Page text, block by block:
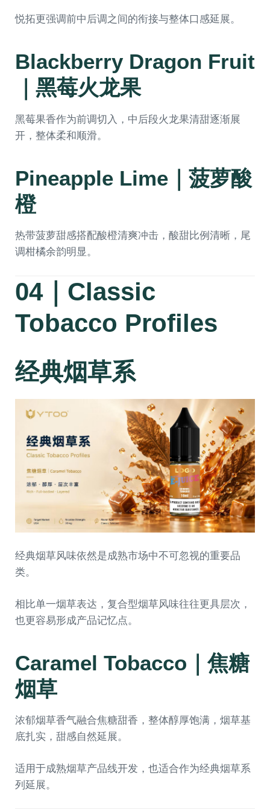
悦拓更强调前中后调之间的衔接与整体口感延展。
Blackberry Dragon Fruit
｜黑莓火龙果
黑莓果香作为前调切入，中后段火龙果清甜逐渐展
开，整体柔和顺滑。
Pineapple Lime｜菠萝酸
橙
热带菠萝甜感搭配酸橙清爽冲击，酸甜比例清晰，尾
调柑橘余韵明显。
04｜Classic
Tobacco Profiles
经典烟草系
经典烟草风味依然是成熟市场中不可忽视的重要品
类。
相比单一烟草表达，复合型烟草风味往往更具层次，
也更容易形成产品记忆点。
Caramel Tobacco｜焦糖
烟草
浓郁烟草香气融合焦糖甜香，整体醇厚饱满，烟草基
底扎实，甜感自然延展。
适用于成熟烟草产品线开发，也适合作为经典烟草系
列延展。